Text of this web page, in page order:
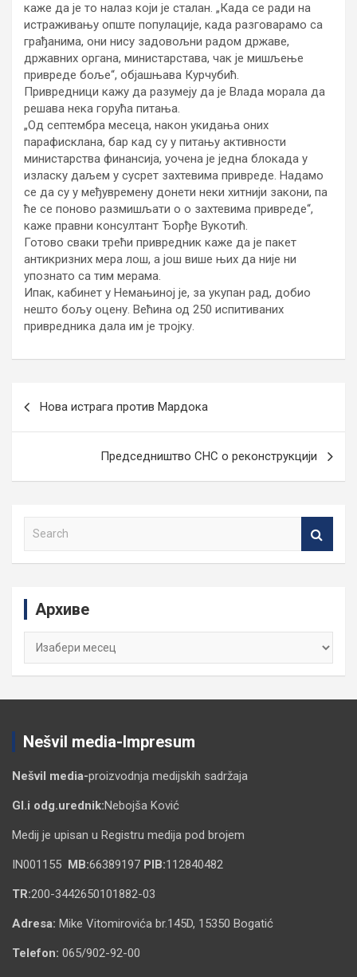
каже да је то налаз који је сталан. „Када се ради на
истраживању опште популације, када разговарамо са
грађанима, они нису задовољни радом државе,
државних органа, министарстава, чак је мишљење
привреде боље“, објашњава Курчубић.
Привредници кажу да разумеју да је Влада морала да
решава нека горућа питања.
„Од септембра месеца, након укидања оних
парафисклана, бар кад су у питању активности
министарства финансија, уочена је једна блокада у
изласку даљем у сусрет захтевима привреде. Надамо
се да су у међувремену донети неки хитнији закони, па
ће се поново размишљати о о захтевима привреде“,
каже правни консултант Ђорђе Вукотић.
Готово сваки трећи привредник каже да је пакет
антикризних мера лош, а још више њих да није ни
упознато са тим мерама.
Ипак, кабинет у Немањиној је, за укупан рад, добио
нешто бољу оцену. Већина од 250 испитиваних
привредника дала им је тројку.
Нова истрага против Мардока
Председништво СНС о реконструкцији
Архиве
Архиве
Nešvil media-Impresum
Nešvil media-proizvodnja medijskih sadržaja
Gl.i odg.urednik:Nebojša Ković
Medij je upisan u Registru medija pod brojem
IN001155 MB:66389197 PIB:112840482
TR:200-3442650101882-03
Adresa: Mike Vitomirovića br.145D, 15350 Bogatić
Telefon: 065/902-92-00